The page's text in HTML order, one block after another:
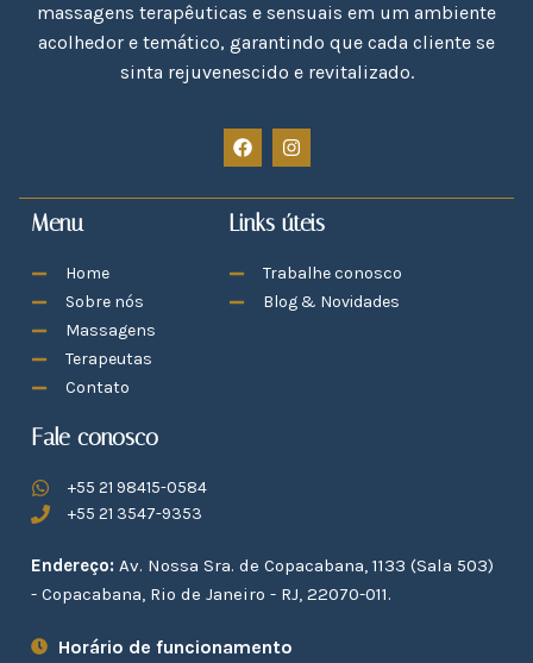
massagens terapêuticas e sensuais em um ambiente
acolhedor e temático, garantindo que cada cliente se
sinta rejuvenescido e revitalizado.
Menu
Home
Sobre nós
Massagens
Terapeutas
Contato
Links úteis
Trabalhe conosco
Blog & Novidades
Fale conosco
+55 21 98415-0584
+55 21 3547-9353
Endereço: Av. Nossa Sra. de Copacabana, 1133 (Sala 503)
- Copacabana, Rio de Janeiro - RJ, 22070-011.
Horário de funcionamento